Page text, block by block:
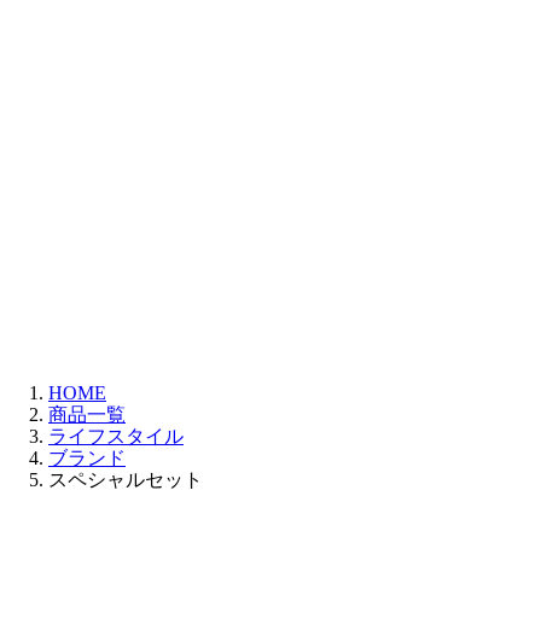
HOME
商品一覧
ライフスタイル
ブランド
スペシャルセット